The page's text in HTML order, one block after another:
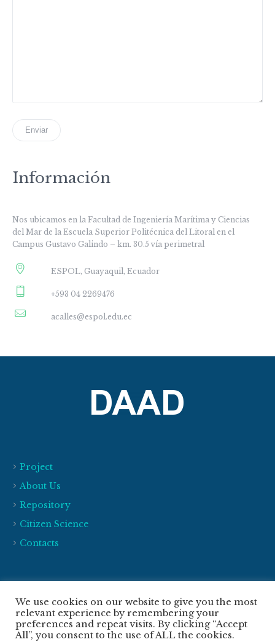
Información
Nos ubicamos en la Facultad de Ingeniería Marítima y Ciencias
del Mar de la Escuela Superior Politécnica del Litoral en el
Campus Gustavo Galindo – km. 30.5 vía perimetral
ESPOL, Guayaquil, Ecuador
+593 04 2269476
acalles@espol.edu.ec
Project
About Us
Repository
Citizen Science
Contacts
+593 42 269 450
celiceproject@espol.edu.ec
We use cookies on our website to give you the most
relevant experience by remembering your
preferences and repeat visits. By clicking “Accept
All”, you consent to the use of ALL the cookies.